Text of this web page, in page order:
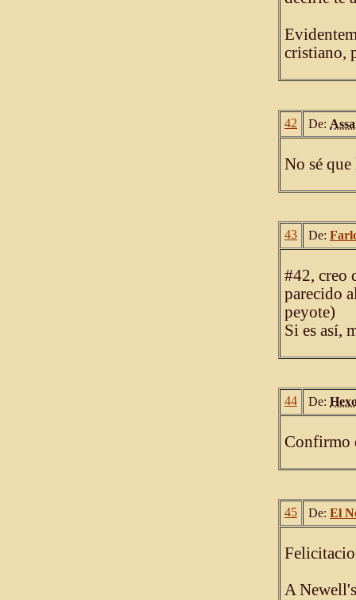
cristiano,
42 De:
No sé
43 De:
#42, creo
parecido
peyote)
Si es así,
44 De:
Confirmo
45 De: El
A